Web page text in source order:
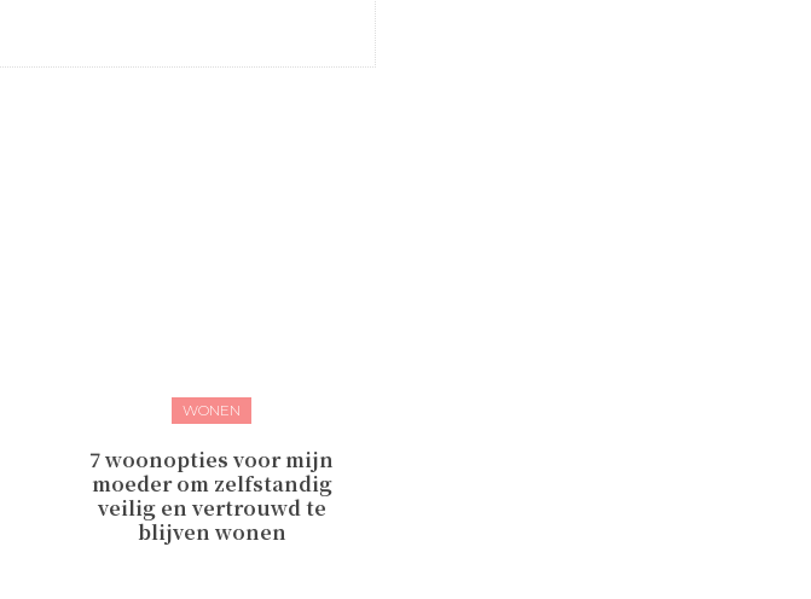
WONEN
7 woonopties voor mijn
moeder om zelfstandig
veilig en vertrouwd te
blijven wonen